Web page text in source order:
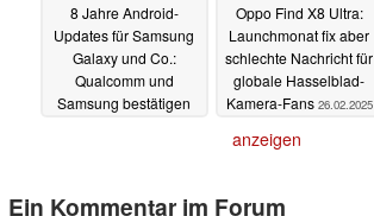
8 Jahre Android-
Updates für Samsung
Galaxy und Co.:
Qualcomm und
Samsung bestätigen
Oppo Find X8 Ultra:
Launchmonat fix aber
schlechte Nachricht für
globale Hasselblad-
Kamera-Fans 26.02.2025
anzeigen
Ein Kommentar im Forum